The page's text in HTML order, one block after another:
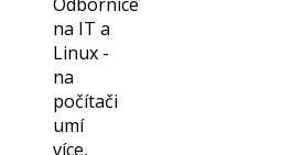
na IT a
Linux -
na
počítači
umí
více,